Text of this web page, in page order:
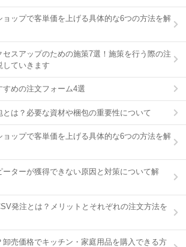
ップで客単価を上げる具体的な6つの方法を解
セスアップのための施策7選！施策を行う際の注
していきます
すめの注文フォーム4選
とは？必要な資材や梱包の重要性について
ップで客単価を上げる具体的な6つの方法を解
ーターが獲得できない原因と対策について解
発注とは？メリットとそれぞれの注文方法を
卸売価格でキッチン・家庭用品を購入できる方